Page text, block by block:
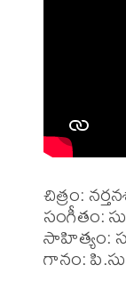
చిత్రం:
సంగీతం:
సాహిత్యం:
గానం: